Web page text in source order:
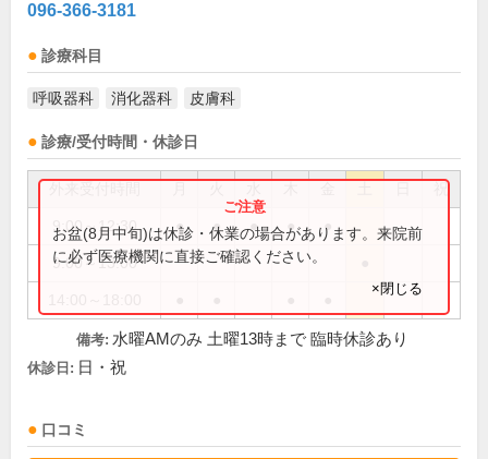
096-366-3181
診療科目
呼吸器科 消化器科 皮膚科
診療/受付時間・休診日
祝
9:00～12:30 ● ● ● ● ●
9:00～13:00
お盆(8月中旬)は休診・休業の場合があります。来院前
に必ず医療機関に直接ご確認ください。
×閉じる
備考: 水曜AMのみ 土曜13時まで 臨時休診あり
休診日: 日・祝
口コミ